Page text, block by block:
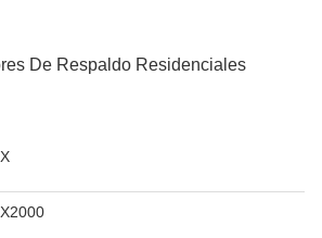
De Respaldo Residenciales